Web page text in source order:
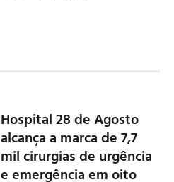
Hospital 28 de Agosto
alcança a marca de 7,7
mil cirurgias de urgência
e emergência em oito